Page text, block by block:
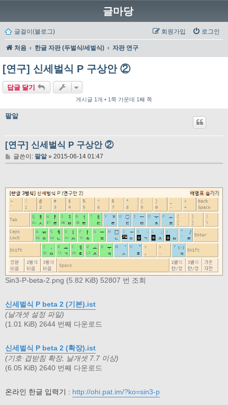
글마당
글걸이(블로그) 로그인
회원가입
처음 한글 자판 (두벌식/세벌식) 자판 연구
[연구] 신세벌식 P 구상안 ②
답글 달기
게시글 1개 • 1쪽 가운데 1째 쪽
팥알
[연구] 신세벌식 P 구상안 ②
글
글쓴이: 팥알» 2015-06-14 01:47
Sin3-P-beta-2.png (5.82 KiB) 52807 번 조회
신세벌식 P beta 2 (기본).ist
(날개셋 설정 파일)
(1.01 KiB) 2644 번째 다운로드
신세벌식 P beta 2 (확장).ist
(기호·겹받침 확장, 날개셋 7.7 이상)
(6.05 KiB) 2640 번째 다운로드
온라인 한글 입력기 : http://ohi.pat.im/?ko=sin3-p